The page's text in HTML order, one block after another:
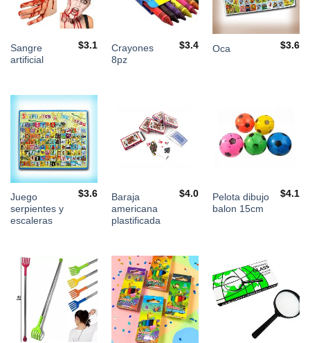
Sangre
artificial
$3.1
Crayones
8pz
$3.4 Oca $3.6
Juego
serpientes y
escaleras
$3.6
Baraja
americana
plastificada
$4.0
Pelota dibujo
balon 15cm
$4.1